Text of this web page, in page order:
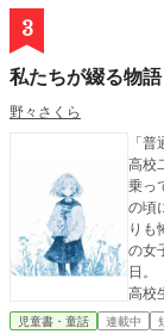
3
私たちが綴る物語
野々さくら
「普
高校
乗っ
の頃
りも
の女子高
日。
高校
に過ごす。 キラキラと輝い
児童書・童話 連載中